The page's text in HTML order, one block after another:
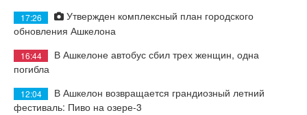
17:26
Утвержден комплексный план городского
обновления Ашкелона
16:44
В Ашкелоне автобус сбил трех женщин, одна
погибла
12:04
В Ашкелон возвращается грандиозный летний
фестиваль: Пиво на озере-3